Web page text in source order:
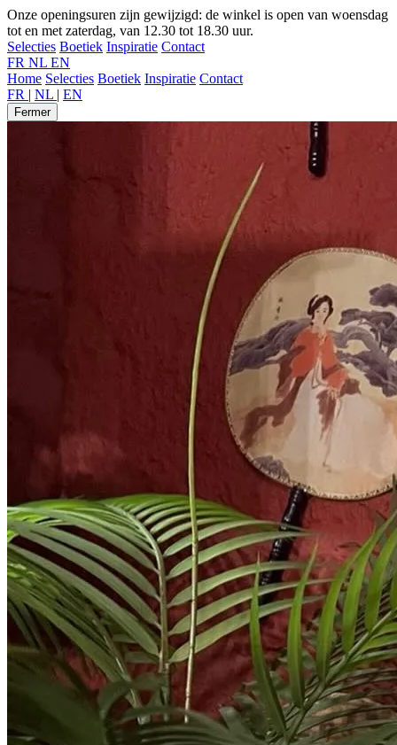
Onze openingsuren zijn gewijzigd: de winkel is open van woensdag
tot en met zaterdag, van 12.30 tot 18.30 uur.
Selecties Boetiek Inspiratie Contact
FR NL EN
Home Selecties Boetiek Inspiratie Contact
FR | NL | EN
Fermer